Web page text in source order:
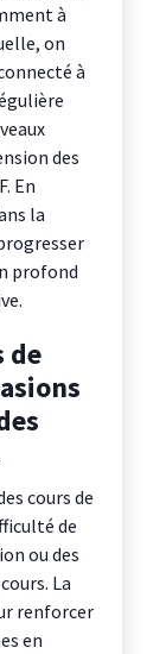
à
on
à
des
En
la
profond
de
cours de
de
ou des
La
renforcer
en